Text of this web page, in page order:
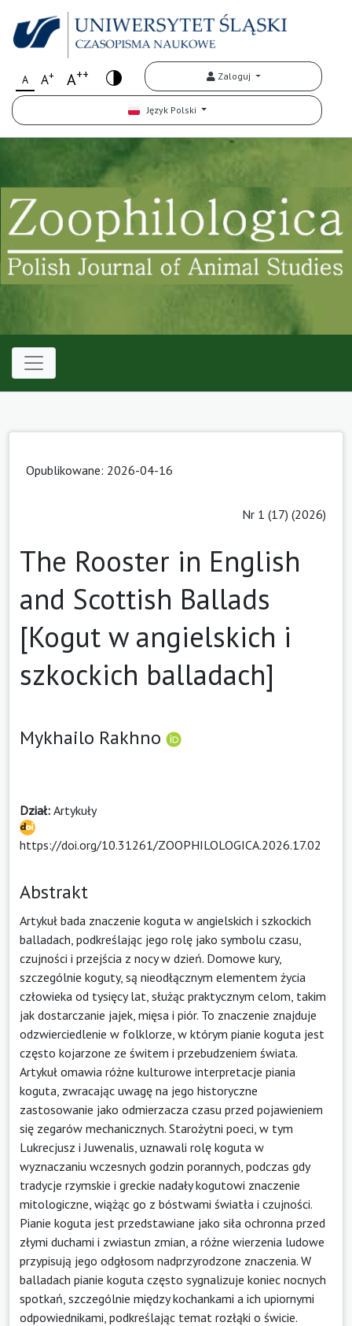
A A+ A++ Zaloguj
Język Polski
Opublikowane: 2026-04-16
Nr 1 (17) (2026)
The Rooster in English
and Scottish Ballads
[Kogut w angielskich i
szkockich balladach]
Mykhailo Rakhno
Dział: Artykuły
https://doi.org/10.31261/ZOOPHILOLOGICA.2026.17.02
Abstrakt
Artykuł bada znaczenie koguta w angielskich i szkockich
balladach, podkreślając jego rolę jako symbolu czasu,
czujności i przejścia z nocy w dzień. Domowe kury,
szczególnie koguty, są nieodłącznym elementem życia
człowieka od tysięcy lat, służąc praktycznym celom, takim
jak dostarczanie jajek, mięsa i piór. To znaczenie znajduje
odzwierciedlenie w folklorze, w którym pianie koguta jest
często kojarzone ze świtem i przebudzeniem świata.
Artykuł omawia różne kulturowe interpretacje piania
koguta, zwracając uwagę na jego historyczne
zastosowanie jako odmierzacza czasu przed pojawieniem
się zegarów mechanicznych. Starożytni poeci, w tym
Lukrecjusz i Juwenalis, uznawali rolę koguta w
wyznaczaniu wczesnych godzin porannych, podczas gdy
tradycje rzymskie i greckie nadały kogutowi znaczenie
mitologiczne, wiążąc go z bóstwami światła i czujności.
Pianie koguta jest przedstawiane jako siła ochronna przed
złymi duchami i zwiastun zmian, a różne wierzenia ludowe
przypisują jego odgłosom nadprzyrodzone znaczenia. W
balladach pianie koguta często sygnalizuje koniec nocnych
spotkań, szczególnie między kochankami a ich upiornymi
odpowiednikami, podkreślając temat rozłąki o świcie.